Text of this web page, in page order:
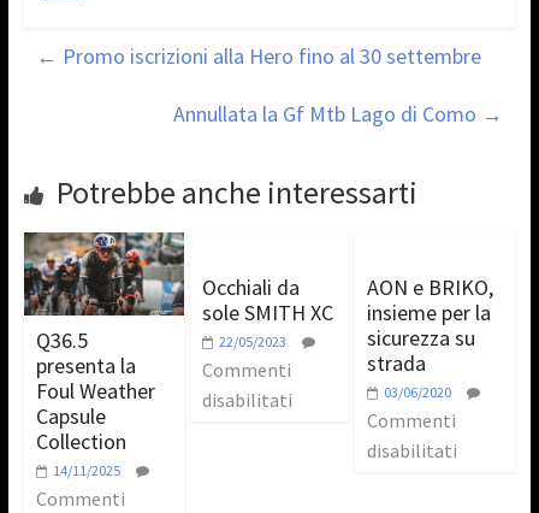
← Promo iscrizioni alla Hero fino al 30 settembre
Annullata la Gf Mtb Lago di Como →
Potrebbe anche interessarti
Q36.5
presenta la
Foul Weather
Capsule
Collection
14/11/2025
Commenti
Occhiali da
sole SMITH XC
22/05/2023
Commenti
disabilitati
AON e BRIKO,
insieme per la
sicurezza su
strada
03/06/2020
Commenti
disabilitati